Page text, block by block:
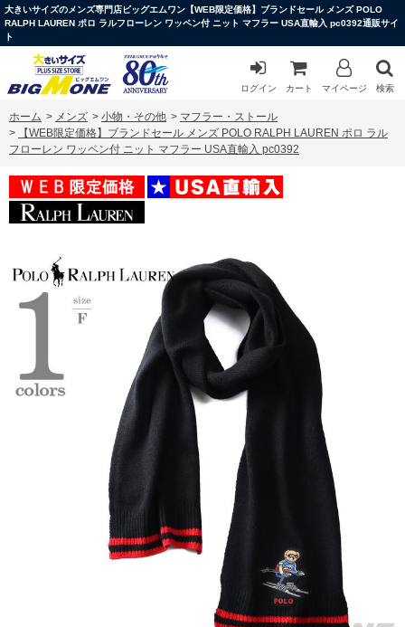
大きいサイズのメンズ専門店ビッグエムワン【WEB限定価格】ブランドセール メンズ POLO
RALPH LAUREN ポロ ラルフローレン ワッペン付 ニット マフラー USA直輸入 pc0392通販サイ
ト
ログイン カート マイページ 検索
ホーム > メンズ > 小物・その他 > マフラー・ストール
>
【WEB限定価格】ブランドセール メンズ POLO RALPH LAUREN ポロ ラル
フローレン ワッペン付 ニット マフラー USA直輸入 pc0392